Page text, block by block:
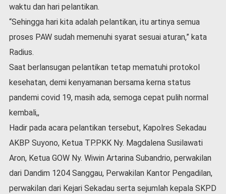
waktu dan hari pelantikan.
“Sehingga hari kita adalah pelantikan, itu artinya semua
proses PAW sudah memenuhi syarat sesuai aturan,” kata
Radius.
Saat berlansugan pelantikan tetap mematuhi protokol
kesehatan, demi kenyamanan bersama kerna status
pandemi covid 19, masih ada, semoga cepat pulih normal
kembali,,
Hadir pada acara pelantikan tersebut, Kapolres Sekadau
AKBP Suyono, Ketua TP.PKK Ny. Magdalena Susilawati
Aron, Ketua GOW Ny. Wiwin Artarina Subandrio, perwakilan
dari Dandim 1204 Sanggau, Perwakilan Kantor Pengadilan,
perwakilan dari Kejari Sekadau serta sejumlah kepala SKPD